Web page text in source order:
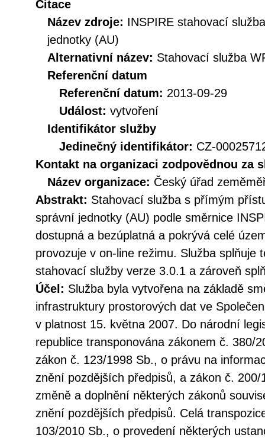
Citace
Název zdroje: INSPIRE stahovací
jednotky (AU)
Alternativní název: Stahovací služba
Referenční datum
Referenční datum: 2013-09-29
Událost: vytvoření
Identifikátor služby
Jedinečný identifikátor: CZ-
Kontakt na organizaci zodpovědnou za
Název organizace: Český úřad
Abstrakt: Stahovací služba s přímým
správní jednotky (AU) podle směrnice
dostupná a bezúplatná a pokrývá celé
provozuje v on-line režimu. Služba splňuje
stahovací služby verze 3.0.1 a zároveň
Účel: Služba byla vytvořena na základě
infrastruktury prostorových dat ve
v platnost 15. května 2007. Do národní
republice transponována zákonem č. 380/
zákon č. 123/1998 Sb., o právu na
znění pozdějších předpisů, a zákon č.
změně a doplnění některých zákonů
znění pozdějších předpisů. Celá
103/2010 Sb., o provedení některých